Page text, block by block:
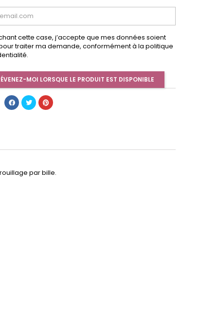
cette case, j’accepte que mes données soient
traiter ma demande, conformément à la politique
MOI LORSQUE LE PRODUIT EST DISPONIBLE
par bille.